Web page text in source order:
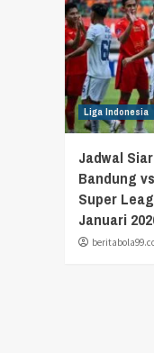
Liga Indonesia
Jadwal
Bandung
Super
Januari